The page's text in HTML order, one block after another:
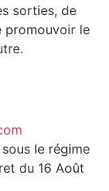
sorties, de
promouvoir le
le régime
du 16 Août